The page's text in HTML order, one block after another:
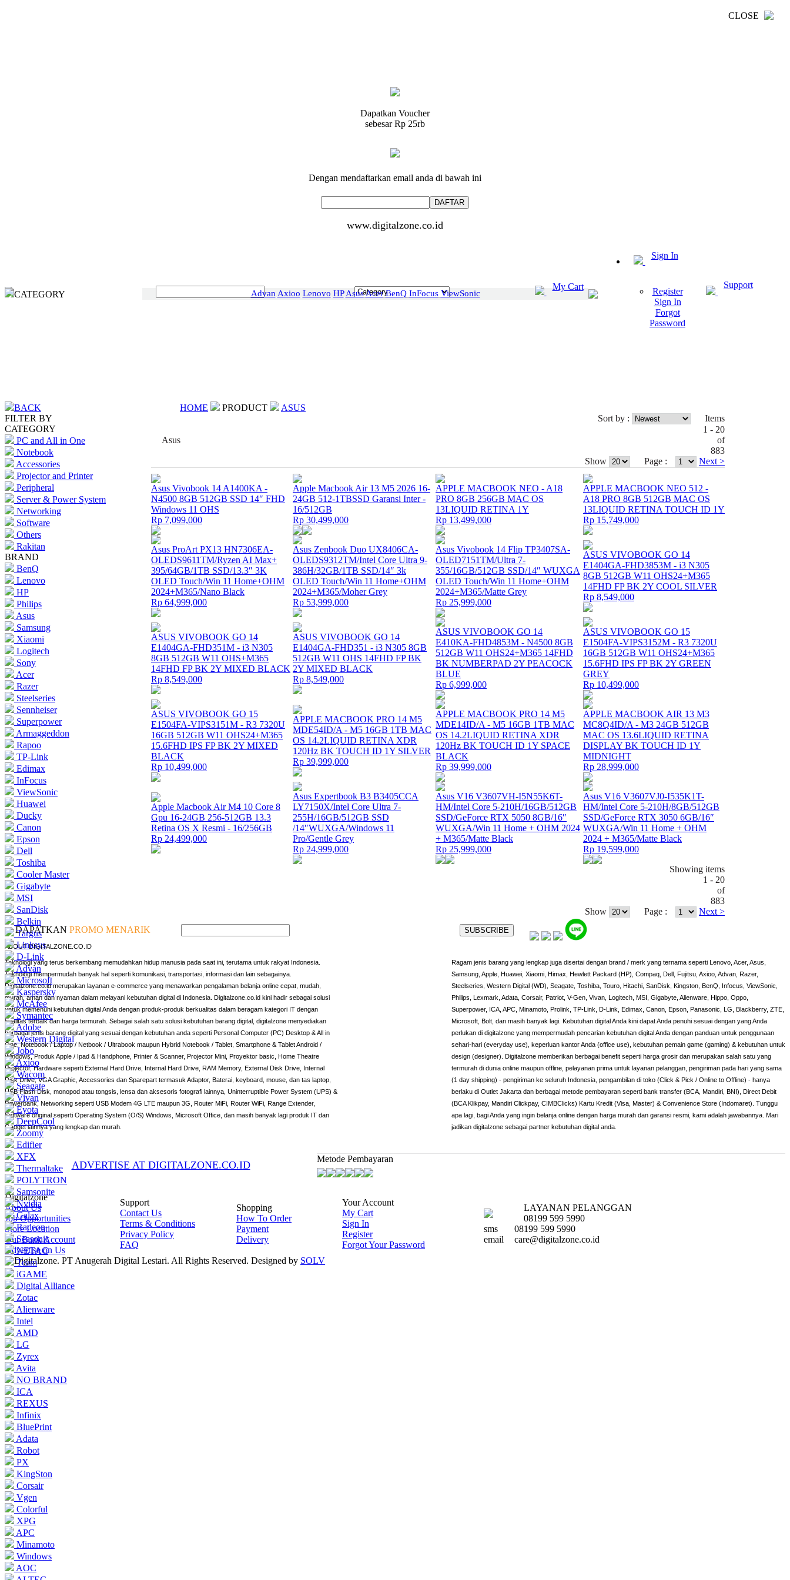
CLOSE
Dapatkan Voucher
sebesarRp 25rb
Dengan mendaftarkan email anda di bawah ini
www.digitalzone.co.id
My Cart
Sign In
Register
Sign In
Forgot
Password
Support
CATEGORY
Advan Axioo Lenovo HP AsusAcer BenQ InFocus ViewSonic
BACK HOME PRODUCT
ASUS
FILTER BY
CATEGORY
PC and All in One
Notebook
Accessories
Projector and Printer
Peripheral
Server & Power System
Networking
Software
Others
Rakitan
BRAND
BenQ
Lenovo
HP
Philips
Asus
Samsung
Xiaomi
Logitech
Sony
Acer
Razer
Steelseries
Sennheiser
Superpower
Armaggeddon
Rapoo
TP-Link
Edimax
InFocus
ViewSonic
Huawei
Ducky
Canon
Epson
Dell
Toshiba
Cooler Master
Gigabyte
MSI
SanDisk
Belkin
Targus
Linksys
D-Link
Advan
Microsoft
Kaspersky
McAfee
Symantec
Adobe
Western Digital
Jobo
Axioo
Wacom
Seagate
Vivan
Eyota
DeepCool
Zoomy
Edifier
XFX
Thermaltake
POLYTRON
Samsonite
Nvidia
Galax
Radeon
Seasonic
NETAC
Team
iGAME
Digital Alliance
Zotac
Alienware
Intel
AMD
LG
Zyrex
Avita
NO BRAND
ICA
REXUS
Infinix
BluePrint
Adata
Robot
PX
KingSton
Corsair
Vgen
Colorful
XPG
APC
Minamoto
Windows
AOC
Asus
Sort by :
Items
1 - 20
of
883
Show
Page : Next >
Asus Vivobook 14 A1400KA -
N4500 8GB 512GB SSD 14″ FHD
Windows 11 OHS
Rp 7,099,000
Apple Macbook Air 13 M5 2026 16-
24GB 512-1TBSSD Garansi Inter -
16/512GB
Rp 30,499,000
APPLE MACBOOK NEO - A18
PRO 8GB 256GB MAC OS
13LIQUID RETINA 1Y
Rp 13,499,000
APPLE MACBOOK NEO 512 -
A18 PRO 8GB 512GB MAC OS
13LIQUID RETINA TOUCH ID 1Y
Rp 15,749,000
Asus ProArt PX13 HN7306EA-
OLEDS9611TM/Ryzen AI Max+
395/64GB/1TB SSD/13.3″ 3K
OLED Touch/Win 11 Home+OHM
2024+M365/Nano Black
Rp 64,999,000
Asus Zenbook Duo UX8406CA-
OLEDS9312TM/Intel Core Ultra 9-
386H/32GB/1TB SSD/14″ 3k
OLED Touch/Win 11 Home+OHM
2024+M365/Moher Grey
Rp 53,999,000
Asus Vivobook 14 Flip TP3407SA-
OLED7151TM/Ultra 7-
355/16GB/512GB SSD/14″ WUXGA
OLED Touch/Win 11 Home+OHM
2024+M365/Matte Grey
Rp 25,999,000
ASUS VIVOBOOK GO 14
E1404GA-FHD3853M - i3 N305
8GB 512GB W11 OHS24+M365
14FHD FP BK 2Y COOL SILVER
Rp 8,549,000
ASUS VIVOBOOK GO 14
E1404GA-FHD351M - i3 N305
8GB 512GB W11 OHS+M365
14FHD FP BK 2Y MIXED BLACK
Rp 8,549,000
ASUS VIVOBOOK GO 14
E1404GA-FHD351 - i3 N305 8GB
512GB W11 OHS 14FHD FP BK
2Y MIXED BLACK
Rp 8,549,000
ASUS VIVOBOOK GO 14
E410KA-FHD4853M - N4500 8GB
512GB W11 OHS24+M365 14FHD
BK NUMBERPAD 2Y PEACOCK
BLUE
Rp 6,999,000
ASUS VIVOBOOK GO 15
E1504FA-VIPS3152M - R3 7320U
16GB 512GB W11 OHS24+M365
15.6FHD IPS FP BK 2Y GREEN
GREY
Rp 10,499,000
ASUS VIVOBOOK GO 15
E1504FA-VIPS3151M - R3 7320U
16GB 512GB W11 OHS24+M365
15.6FHD IPS FP BK 2Y MIXED
BLACK
Rp 10,499,000
APPLE MACBOOK PRO 14 M5
MDE54ID/A - M5 16GB 1TB MAC
OS 14.2LIQUID RETINA XDR
120Hz BK TOUCH ID 1Y SILVER
Rp 39,999,000
APPLE MACBOOK PRO 14 M5
MDE14ID/A - M5 16GB 1TB MAC
OS 14.2LIQUID RETINA XDR
120Hz BK TOUCH ID 1Y SPACE
BLACK
Rp 39,999,000
APPLE MACBOOK AIR 13 M3
MC8Q4ID/A - M3 24GB 512GB
MAC OS 13.6LIQUID RETINA
DISPLAY BK TOUCH ID 1Y
MIDNIGHT
Rp 28,999,000
Apple Macbook Air M4 10 Core 8
Gpu 16-24GB 256-512GB 13.3
Retina OS X Resmi - 16/256GB
Rp 24,499,000
Asus Expertbook B3 B3405CCA
LY7150X/Intel Core Ultra 7-
255H/16GB/512GB SSD
/14″WUXGA/Windows 11
Pro/Gentle Grey
Rp 24,999,000
Asus V16 V3607VH-I5N55K6T-
HM/Intel Core 5-210H/16GB/512GB
SSD/GeForce RTX 5050 8GB/16″
WUXGA/Win 11 Home + OHM 2024
+ M365/Matte Black
Rp 25,999,000
Asus V16 V3607VJ0-I535K1T-
HM/Intel Core 5-210H/8GB/512GB
SSD/GeForce RTX 3050 6GB/16″
WUXGA/Win 11 Home + OHM
2024 + M365/Matte Black
Rp 19,599,000
Showing items
1 - 20
of
883
Show
Page :
Next >
DAPATKAN PROMO MENARIK
ABOUT DIGITALZONE.CO.ID
Teknologi yang terus berkembang memudahkan hidup manusia pada saat ini, terutama untuk rakyat Indonesia.
Teknologi mempermudah banyak hal seperti komunikasi, transportasi, informasi dan lain sebagainya.
Digitalzone.co.id merupakan layanan e-commerce yang menawarkan pengalaman belanja online cepat, mudah,
murah, aman dan nyaman dalam melayani kebutuhan digital di Indonesia. Digitalzone.co.id kini hadir sebagai solusi
untuk memenuhi kebutuhan digital Anda dengan produk-produk berkualitas dalam beragam kategori IT dengan
kualitas terbaik dan harga termurah. Sebagai salah satu solusi kebutuhan barang digital, digitalzone menyediakan
berbagai jenis barang digital yang sesuai dengan kebutuhan anda seperti Personal Computer (PC) Desktop & All in
One, Notebook / Laptop / Netbook / Ultrabook maupun Hybrid Notebook / Tablet, Smartphone & Tablet Android /
Windows, Produk Apple / Ipad & Handphone, Printer & Scanner, Projector Mini, Proyektor basic, Home Theatre
Projector, Hardware seperti External Hard Drive, Internal Hard Drive, RAM Memory, External Disk Drive, Internal
Disk Drive, VGA Graphic, Accessories dan Sparepart termasuk Adaptor, Baterai, keyboard, mouse, dan tas laptop,
USB Flash Disk, monopod atau tongsis, lensa dan aksesoris fotografi lainnya, Uninterruptible Power System (UPS) &
Powerbank, Networking seperti USB Modem 4G LTE maupun 3G, Router MiFi, Router WiFi, Range Extender,
Software original seperti Operating System (O/S) Windows, Microsoft Office, dan masih banyak lagi produk IT dan
Gadget lainnya yang lengkap dan murah.
Ragam jenis barang yang lengkap juga disertai dengan brand / merk yang ternama seperti Lenovo, Acer, Asus,
Samsung, Apple, Huawei, Xiaomi, Himax, Hewlett Packard (HP), Compaq, Dell, Fujitsu, Axioo, Advan, Razer,
Steelseries, Western Digital (WD), Seagate, Toshiba, Touro, Hitachi, SanDisk, Kingston, BenQ, Infocus, ViewSonic,
Philips, Lexmark, Adata, Corsair, Patriot, V-Gen, Vivan, Logitech, MSI, Gigabyte, Alienware, Hippo, Oppo,
Superpower, ICA, APC, Minamoto, Prolink, TP-Link, D-Link, Edimax, Canon, Epson, Panasonic, LG, Blackberry, ZTE,
Microsoft, Bolt, dan masih banyak lagi. Kebutuhan digital Anda kini dapat Anda penuhi sesuai dengan yang Anda
perlukan di digitalzone yang mempermudah pencarian kebutuhan digital Anda dengan panduan untuk penggunaan
sehari-hari (everyday use), keperluan kantor Anda (office use), kebutuhan pemain game (gaming) & kebutuhan untuk
design (designer). Digitalzone memberikan berbagai benefit seperti harga grosir dan merupakan salah satu yang
termurah di dunia online maupun offline, pelayanan prima untuk layanan pelanggan, pengiriman pada hari yang sama
(1 day shipping) - pengiriman ke seluruh Indonesia, pengambilan di toko (Click & Pick / Online to Offline) - hanya
berlaku di Outlet Jakarta dan berbagai metode pembayaran seperti bank transfer (BCA, Mandiri, BNI), Direct Debit
(BCA Klikpay, Mandiri Clickpay, CIMBClicks) Kartu Kredit (Visa, Master) & Convenience Store (Indomaret). Tunggu
apa lagi, bagi Anda yang ingin belanja online dengan harga murah dan garansi resmi, kami adalah jawabannya. Mari
jadikan digitalzone sebagai partner kebutuhan digital anda.
ADVERTISE AT DIGITALZONE.CO.ID
Metode Pembayaran
Digitalzone
About Us
Job Opportunities
Store Location
Our Bank Account
Advertise on Us
Support
Contact Us
Terms & Conditions
Privacy Policy
FAQ
Shopping
How To Order
Payment
Delivery
Your Account
My Cart
Sign In
Register
Forgot Your Password
LAYANAN PELANGGAN
08199 599 5990
sms
08199 599 5990
email
care@digitalzone.co.id
© Digitalzone. PT Anugerah Digital Lestari. All Rights Reserved. Designed by SOLV